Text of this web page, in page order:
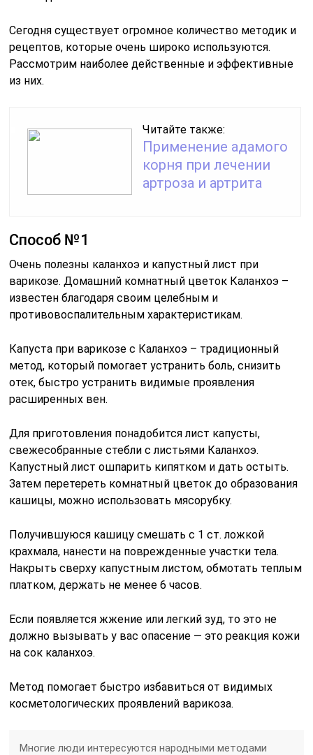
Сегодня существует огромное количество методик и
рецептов, которые очень широко используются.
Рассмотрим наиболее действенные и эффективные
из них.
Читайте также:
Применение адамого
корня при лечении
артроза и артрита
Способ №1
Очень полезны каланхоэ и капустный лист при
варикозе. Домашний комнатный цветок Каланхоэ –
известен благодаря своим целебным и
противовоспалительным характеристикам.
Капуста при варикозе с Каланхоэ – традиционный
метод, который помогает устранить боль, снизить
отек, быстро устранить видимые проявления
расширенных вен.
Для приготовления понадобится лист капусты,
свежесобранные стебли с листьями Каланхоэ.
Капустный лист ошпарить кипятком и дать остыть.
Затем перетереть комнатный цветок до образования
кашицы, можно использовать мясорубку.
Получившуюся кашицу смешать с 1 ст. ложкой
крахмала, нанести на поврежденные участки тела.
Накрыть сверху капустным листом, обмотать теплым
платком, держать не менее 6 часов.
Если появляется жжение или легкий зуд, то это не
должно вызывать у вас опасение — это реакция кожи
на сок каланхоэ.
Метод помогает быстро избавиться от видимых
косметологических проявлений варикоза.
Многие люди интересуются народными методами